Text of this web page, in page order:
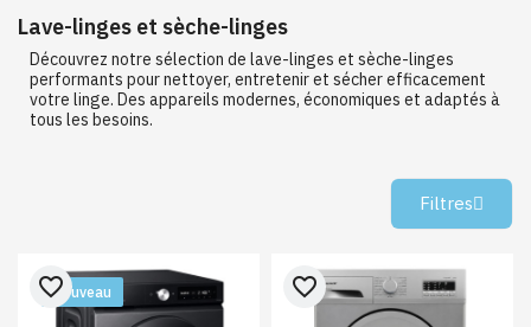
Lave-linges et sèche-linges
Découvrez notre sélection de lave-linges et sèche-linges
performants pour nettoyer, entretenir et sécher efficacement
votre linge. Des appareils modernes, économiques et adaptés à
tous les besoins.
Filtres
Nouveau
favorite_border favorite_border